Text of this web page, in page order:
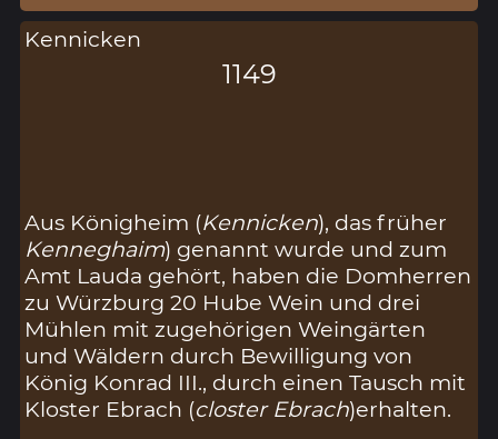
Kennicken
1149
Aus Königheim (Kennicken), das früher
Kenneghaim) genannt wurde und zum
Amt Lauda gehört, haben die Domherren
zu Würzburg 20 Hube Wein und drei
Mühlen mit zugehörigen Weingärten
und Wäldern durch Bewilligung von
König Konrad III., durch einen Tausch mit
Kloster Ebrach (closter Ebrach)erhalten.